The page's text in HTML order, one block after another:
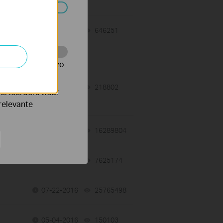
646251
218802
16289804
7625174
07-22-2016 25765498
05-04-2016 150103
te volgen en zo
waar